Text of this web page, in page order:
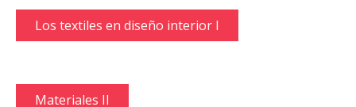
Los textiles en diseño interior I
Materiales II